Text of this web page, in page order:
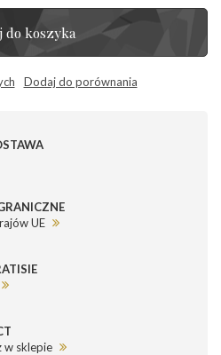
do koszyka
Dodaj do porównania
UE
w sklepie